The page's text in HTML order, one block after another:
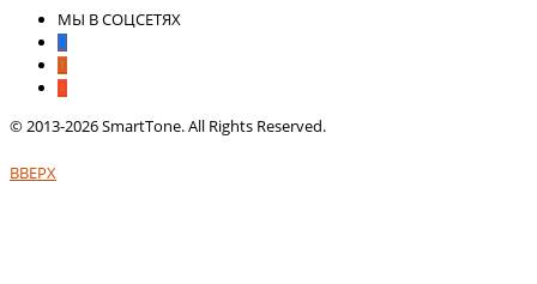
МЫ В СОЦСЕТЯХ
© 2013-2026 SmartTone. All Rights Reserved.
ВВЕРХ